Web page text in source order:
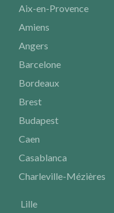
Aix-en-Provence
Amiens
Angers
Barcelone
Bordeaux
Brest
Budapest
Caen
Casablanca
Charleville-Mézières
Lille